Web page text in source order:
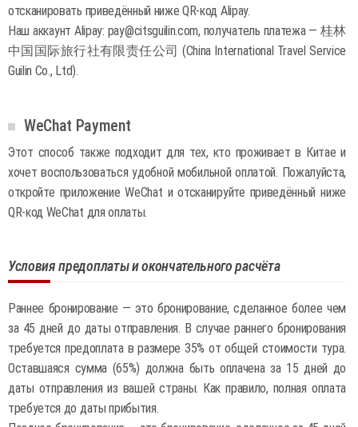
отсканировать приведённый ниже QR-код Alipay.
Наш аккаунт Alipay: pay@citsguilin.com, получатель платежа — 桂林
中国国际旅行社有限责任公司 (China International Travel Service
Guilin Co., Ltd).
WeChat Payment
Этот способ также подходит для тех, кто проживает в Китае и
хочет воспользоваться удобной мобильной оплатой. Пожалуйста,
откройте приложение WeChat и отсканируйте приведённый ниже
QR-код WeChat для оплаты.
Условия предоплаты и окончательного расчёта
Раннее бронирование — это бронирование, сделанное более чем
за 45 дней до даты отправления. В случае раннего бронирования
требуется предоплата в размере 35% от общей стоимости тура.
Оставшаяся сумма (65%) должна быть оплачена за 15 дней до
даты отправления из вашей страны. Как правило, полная оплата
требуется до даты прибытия.